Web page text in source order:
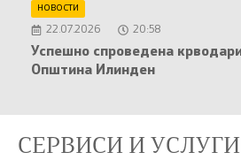
НОВОСТИ
22.07.2026 20:58
Успешно спроведена
Општина Илинден
СЕРВИСИ И УСЛУГИ